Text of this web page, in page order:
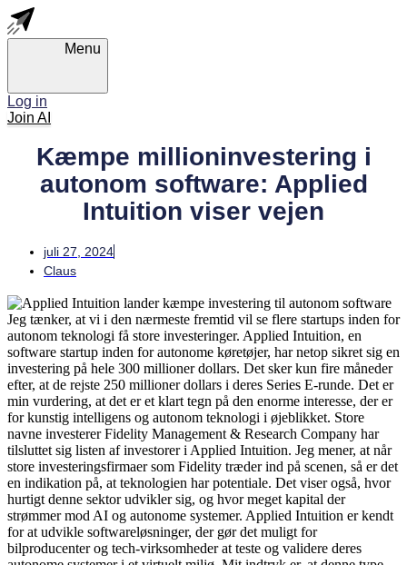
Skip
links
Skip
to
to
content
Menu
Log in
Join AI
Kæmpe millioninvestering i
autonom software: Applied
Intuition viser vejen
juli 27, 2024
Claus